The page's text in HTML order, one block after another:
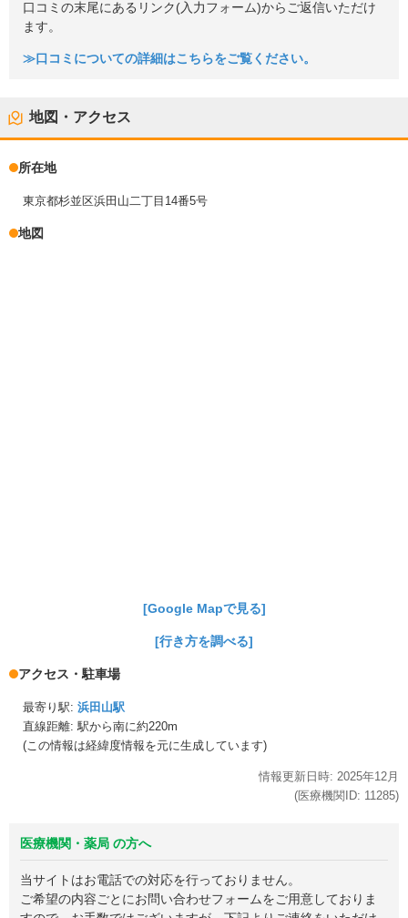
口コミの末尾にあるリンク(入力フォーム)からご返信いただけ
ます。
≫口コミについての詳細はこちらをご覧ください。
地図・アクセス
所在地
東京都杉並区浜田山二丁目14番5号
地図
[Google Mapで見る]
[行き方を調べる]
アクセス・駐車場
最寄り駅: 浜田山駅
直線距離: 駅から南に約220m
(この情報は経緯度情報を元に生成しています)
情報更新日時: 2025年12月
(医療機関ID: 11285)
医療機関・薬局 の方へ
当サイトはお電話での対応を行っておりません。
ご希望の内容ごとにお問い合わせフォームをご用意しておりま